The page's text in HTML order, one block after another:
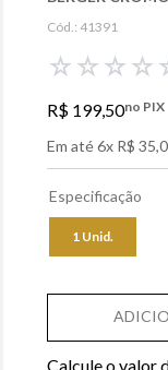
Cód.: 41391
☆ ☆ ☆ ☆
R$ 199,50no PIX
Em até6x R$ 35,
Especificação
1 Unid.